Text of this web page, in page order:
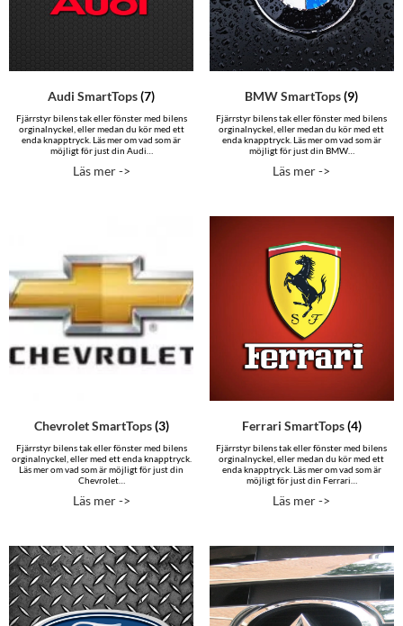
Audi SmartTops(7)
Fjärrstyr bilens tak eller fönster med bilens
orginalnyckel, eller medan du kör med ett
enda knapptryck. Läs mer om vad som är
möjligt för just din Audi…
Läs mer ->
BMW SmartTops(9)
Fjärrstyr bilens tak eller fönster med bilens
orginalnyckel, eller medan du kör med ett
enda knapptryck. Läs mer om vad som är
möjligt för just din BMW…
Läs mer ->
Chevrolet SmartTops(3)
Fjärrstyr bilens tak eller fönster med bilens
orginalnyckel, eller med ett enda knapptryck.
Läs mer om vad som är möjligt för just din
Chevrolet…
Läs mer ->
Ferrari SmartTops(4)
Fjärrstyr bilens tak eller fönster med bilens
orginalnyckel, eller medan du kör med ett
enda knapptryck. Läs mer om vad som är
möjligt för just din Ferrari…
Läs mer ->